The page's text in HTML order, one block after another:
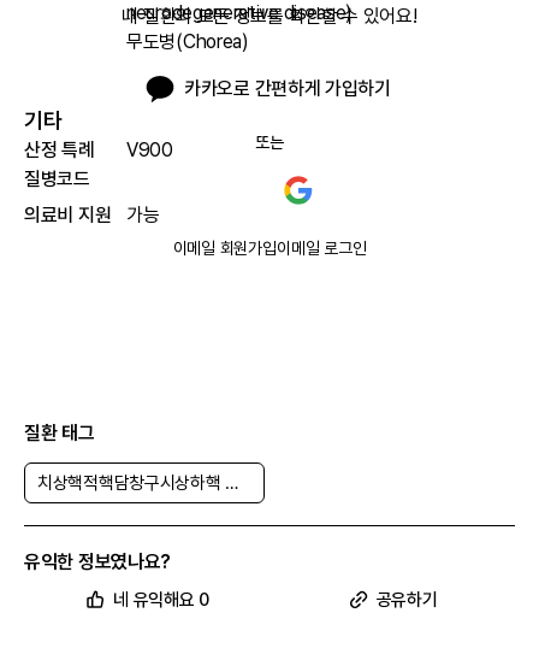
neurodegenerative disease)
무도병(Chorea)
기타
산정 특례
질병코드
V900
의료비 지원 가능
내 질환의 모든 정보를 확인할 수 있어요!
카카오로 간편하게 가입하기
또는
이메일 회원가입이메일 로그인
질환 태그
치상핵적핵담창구시상하핵 위축증
유익한 정보였나요?
네 유익해요 0 공유하기